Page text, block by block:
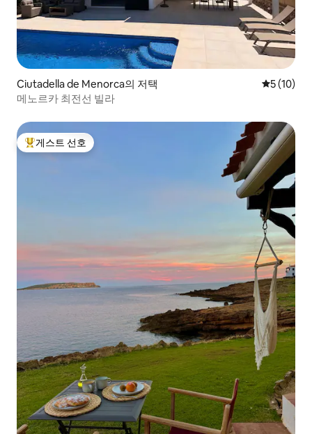
Ciutadella de Menorca의 저택 평점 5점
5 (10)
메노르카 최전선 빌라
상위 게스트 선호
게스트 선호